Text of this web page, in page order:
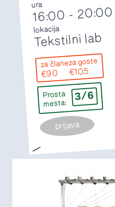
ura
16:00 - 20:00
lokacija
Tekstilni lab
za člane
€90
za goste
€105
Prosta
mesta: 3/6
prijava